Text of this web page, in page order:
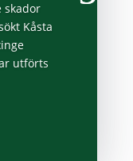
skador
Kåsta
utförts